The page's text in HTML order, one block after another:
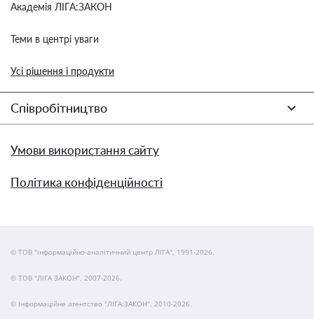
Академія ЛІГА:ЗАКОН
Теми в центрі уваги
Усі рішення і продукти
Співробітництво
Умови використання сайту
Політика конфіденційності
© ТОВ "інформаційно-аналітичний центр ЛІГА", 1991-2026.
© ТОВ "ЛІГА ЗАКОН", 2007-2026.
© Інформаційне агентство "ЛІГА:ЗАКОН", 2010-2026.